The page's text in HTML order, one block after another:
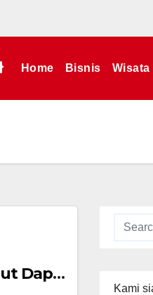
Home Bisnis Wisata
Dapil
Kami